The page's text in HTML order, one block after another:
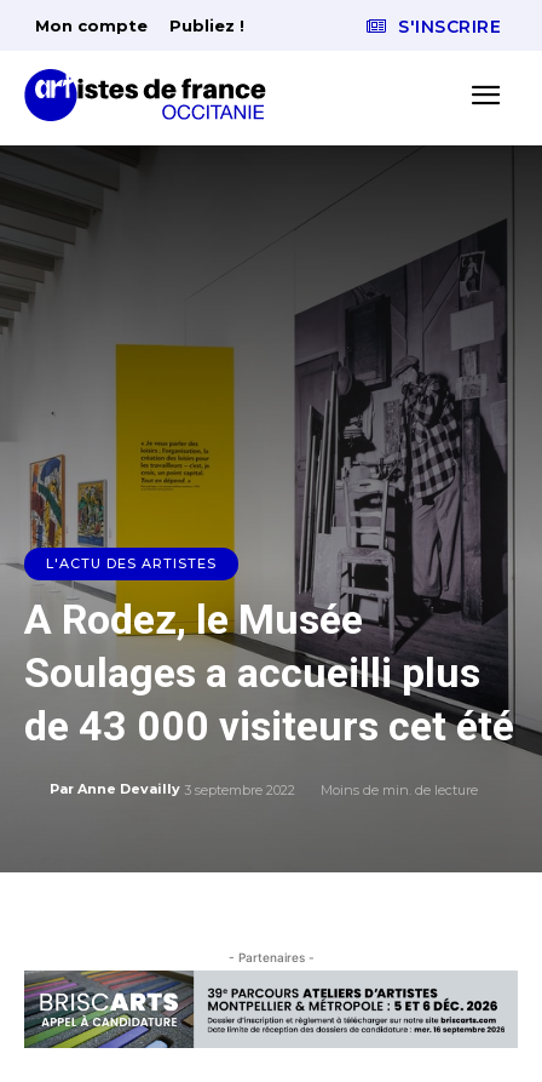
Mon compte Publiez ! S'INSCRIRE
L'ACTU DES ARTISTES
A Rodez, le Musée
Soulages a accueilli plus
de 43 000 visiteurs cet été
Par Anne Devailly 3 septembre 2022 Moins de min. de lecture
- Partenaires -